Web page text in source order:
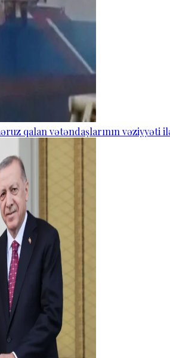
qalan vətəndaşlarının vəziyyəti